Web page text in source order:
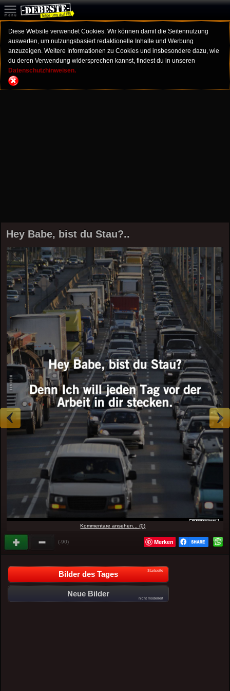
Diese Website verwendet Cookies. Wir können damit die Seitennutzung
auswerten, um nutzungsbasiert redaktionelle Inhalte und Werbung
anzuzeigen. Weitere Informationen zu Cookies und insbesondere dazu, wie
du deren Verwendung widersprechen kannst, findest du in unseren
Datenschutzhinweisen.
Hey Babe, bist du Stau?..
Kommentare ansehen... (0)
(-90) Merken
Bilder des Tages Startseite
Neue Bilder
nicht moderiert